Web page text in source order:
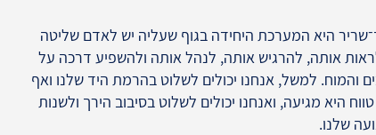
היא המערכת היחידה בגוף שעליה יש לאדם שליטה
לראות אותה, להרגיש אותה, לנהל אותה ולהשפיע דרכה על
והמוח. למשל, אנחנו יכולים לשלוט בהרמת היד שלנו ואף
היא מגיעה, ואנחנו יכולים לשלוט בסיבוב הירך ולשנות
שלנו.